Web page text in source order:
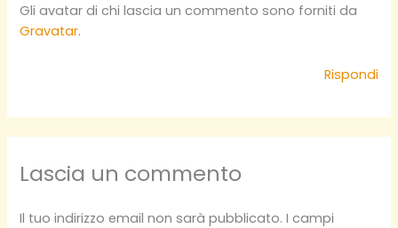
Gli avatar di chi lascia un commento sono forniti da
Gravatar.
Rispondi
Lascia un commento
Il tuo indirizzo email non sarà pubblicato. I campi